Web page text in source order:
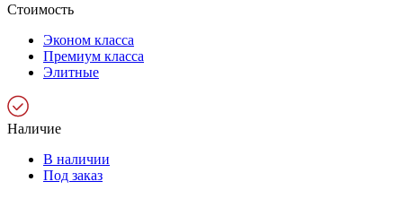
Стоимость
Эконом класса
Премиум класса
Элитные
Наличие
В наличии
Под заказ